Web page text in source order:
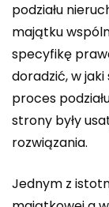
podziału
majątku
specyfikę
doradzić, w
proces
strony były
rozwiązania.
Jednym z